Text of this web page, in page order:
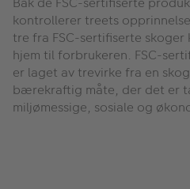
kontrollerer treets
tre fra FSC-sertifiserte skoger
hjem til forbrukeren. FSC-
er laget av trevirke fra en
bærekraftig måte, der det er
miljømessige, sosiale og